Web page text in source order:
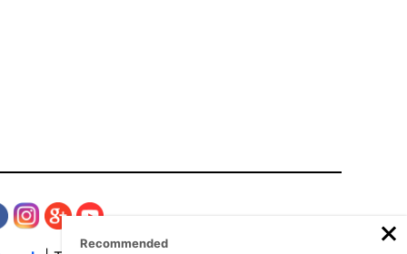
Recommended